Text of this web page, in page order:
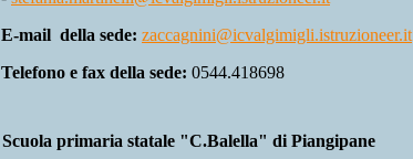
E-mail della sede: zaccagnini@icvalgimigli.istruzioneer.it
Telefono e fax della sede: 0544.418698
Scuola primaria statale "C.Balella" di Piangipane